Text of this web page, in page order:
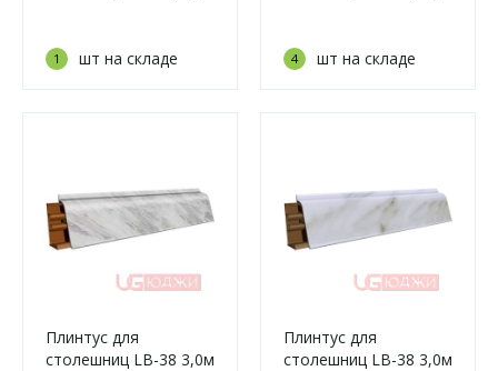
1 шт на складе 4 шт на складе
Плинтус для
столешниц LB-38 3,0м
Плинтус для
столешниц LB-38 3,0м